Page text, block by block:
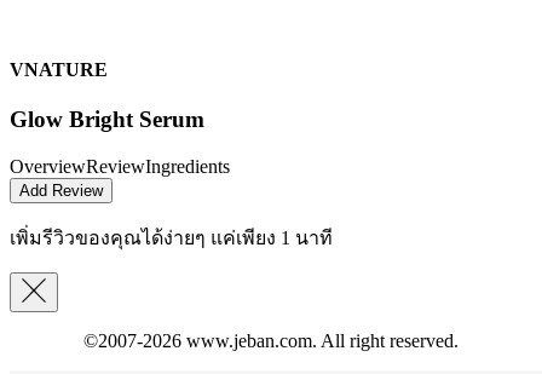
VNATURE
Glow Bright Serum
OverviewReviewIngredients
Add Review
เพิ่มรีวิวของคุณได้ง่ายๆ แค่เพียง 1 นาที
©2007-2026 www.jeban.com. All right reserved.